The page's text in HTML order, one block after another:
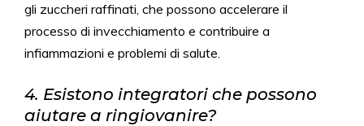
gli zuccheri raffinati, che possono accelerare il
processo di invecchiamento e contribuire a
infiammazioni e problemi di salute.
4. Esistono integratori che possono
aiutare a ringiovanire?